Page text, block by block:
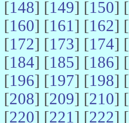
[148] [149] [150] [
[160] [161] [162] [
[172] [173] [174] [
[184] [185] [186] [
[196] [197] [198] [
[208] [209] [210] [
[220] [221] [222] [